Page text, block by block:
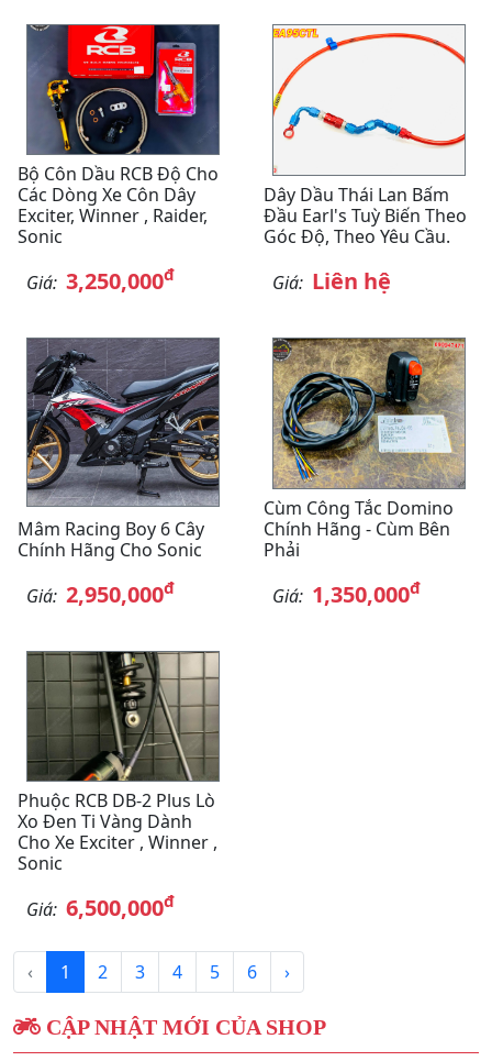
Bộ Côn Dầu RCB Độ Cho
Các Dòng Xe Côn Dây
Exciter, Winner , Raider,
Sonic
Giá: 3,250,000đ
Dây Dầu Thái Lan Bấm
Đầu Earl's Tuỳ Biến Theo
Góc Độ, Theo Yêu Cầu.
Giá: Liên hệ
Mâm Racing Boy 6 Cây
Chính Hãng Cho Sonic
Giá: 2,950,000đ
Cùm Công Tắc Domino
Chính Hãng - Cùm Bên
Phải
Giá: 1,350,000đ
Phuộc RCB DB-2 Plus Lò
Xo Đen Ti Vàng Dành
Cho Xe Exciter , Winner ,
Sonic
Giá: 6,500,000đ
‹ 1 2 3 4 5 6 ›
CẬP NHẬT MỚI CỦA SHOP